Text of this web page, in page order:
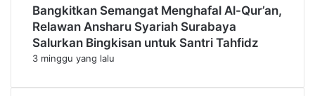
Bangkitkan Semangat Menghafal Al-Qur’an,
Relawan Ansharu Syariah Surabaya
Salurkan Bingkisan untuk Santri Tahfidz
3 minggu yang lalu